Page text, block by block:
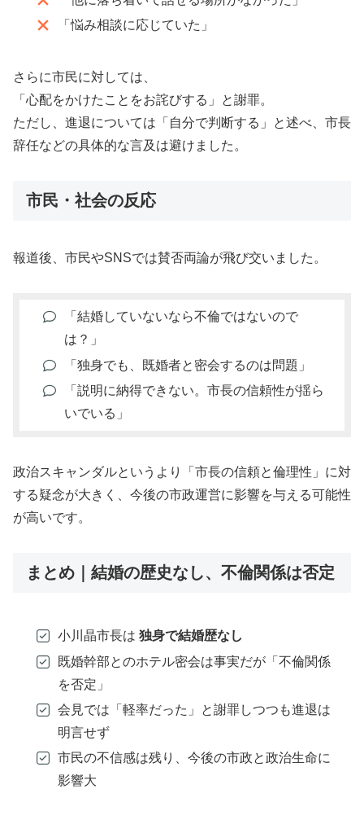
「悩み相談に応じていた」
さらに市民に対しては、
「心配をかけたことをお詫びする」と謝罪。
ただし、進退については「自分で判断する」と述べ、市長
辞任などの具体的な言及は避けました。
市民・社会の反応
報道後、市民やSNSでは賛否両論が飛び交いました。
「結婚していないなら不倫ではないので
は？」
「独身でも、既婚者と密会するのは問題」
「説明に納得できない。市長の信頼性が揺ら
いでいる」
政治スキャンダルというより「市長の信頼と倫理性」に対
する疑念が大きく、今後の市政運営に影響を与える可能性
が高いです。
まとめ｜結婚の歴史なし、不倫関係は否定
小川晶市長は 独身で結婚歴なし
既婚幹部とのホテル密会は事実だが「不倫関係
を否定」
会見では「軽率だった」と謝罪しつつも進退は
明言せず
市民の不信感は残り、今後の市政と政治生命に
影響大